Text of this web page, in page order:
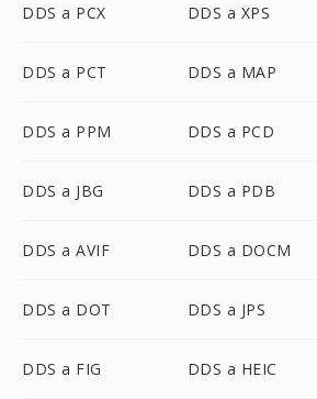
DDS a PCX DDS a XPS
DDS a PCT DDS a MAP
DDS a PPM DDS a PCD
DDS a JBG DDS a PDB
DDS a AVIF DDS a DOCM
DDS a DOT DDS a JPS
DDS a FIG DDS a HEIC